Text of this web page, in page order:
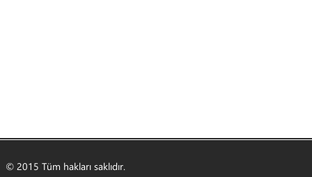
© 2015 Tüm hakları saklıdır.